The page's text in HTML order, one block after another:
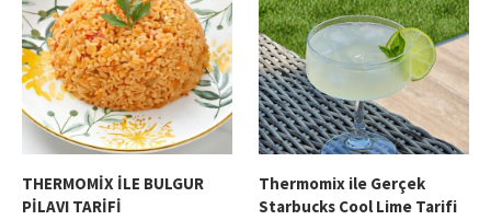
THERMOMİX İLE BULGUR
PİLAVI TARİFİ
Thermomix ile Gerçek
Starbucks Cool Lime Tarifi